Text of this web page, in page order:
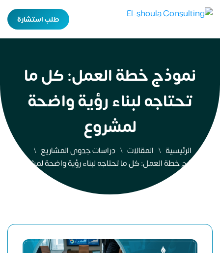
طلب استشارة
نموذج خطة العمل: كل ما
تحتاجه لبناء رؤية واضحة
لمشروع
الرئيسية المقالات
دراسات جدوى المشاريع
نموذج خطة العمل: كل ما تحتاجه لبناء رؤية واضحة لمشروع